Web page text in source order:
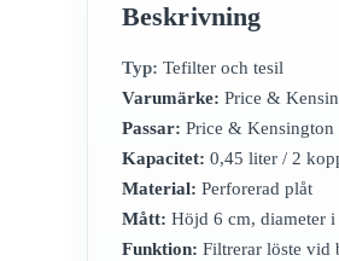
Beskrivning
Typ: Tefilter och tesil
Varumärke: Price &
Passar: Price &
Kapacitet: 0,45 liter / 2
Material: Perforerad plåt
Mått: Höjd 6 cm, diameter
Funktion: Filtrerar löste vid